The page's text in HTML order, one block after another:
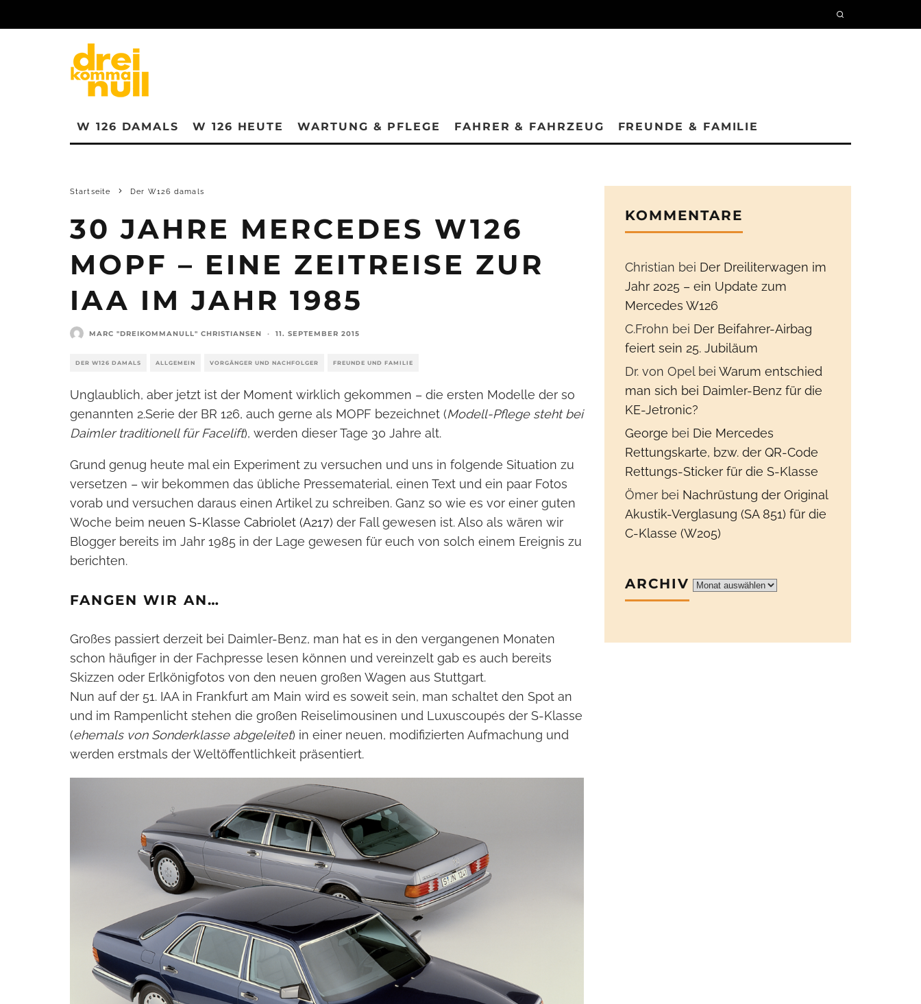
W 126 DAMALS W 126 HEUTE WARTUNG & PFLEGE FAHRER & FAHRZEUG FREUNDE & FAMILIE
Startseite Der W126 damals
30 JAHRE MERCEDES W126
MOPF – EINE ZEITREISE ZUR
IAA IM JAHR 1985
MARC "DREIKOMMANULL" CHRISTIANSEN · 11. SEPTEMBER 2015
DER W126 DAMALS ALLGEMEIN VORGÄNGER UND NACHFOLGER FREUNDE UND FAMILIE
Unglaublich, aber jetzt ist der Moment wirklich gekommen – die ersten Modelle der so
genannten 2.Serie der BR 126, auch gerne als MOPF bezeichnet (Modell-Pflege steht bei
Daimler traditionell für Facelift), werden dieser Tage 30 Jahre alt.
Grund genug heute mal ein Experiment zu versuchen und uns in folgende Situation zu
versetzen – wir bekommen das übliche Pressematerial, einen Text und ein paar Fotos
vorab und versuchen daraus einen Artikel zu schreiben. Ganz so wie es vor einer guten
Woche beim neuen S-Klasse Cabriolet (A217) der Fall gewesen ist. Also als wären wir
Blogger bereits im Jahr 1985 in der Lage gewesen für euch von solch einem Ereignis zu
berichten.
FANGEN WIR AN…
Großes passiert derzeit bei Daimler-Benz, man hat es in den vergangenen Monaten
schon häufiger in der Fachpresse lesen können und vereinzelt gab es auch bereits
Skizzen oder Erlkönigfotos von den neuen großen Wagen aus Stuttgart.
Nun auf der 51. IAA in Frankfurt am Main wird es soweit sein, man schaltet den Spot an
und im Rampenlicht stehen die großen Reiselimousinen und Luxuscoupés der S-Klasse
(ehemals von Sonderklasse abgeleitet) in einer neuen, modifizierten Aufmachung und
werden erstmals der Weltöffentlichkeit präsentiert.
KOMMENTARE
Christian bei Der Dreiliterwagen im
Jahr 2025 – ein Update zum
Mercedes W126
C.Frohn bei Der Beifahrer-Airbag
feiert sein 25. Jubiläum
Dr. von Opelbei Warum entschied
man sich bei Daimler-Benz für die
KE-Jetronic?
George bei Die Mercedes
Rettungskarte, bzw. der QR-Code
Rettungs-Sticker für die S-Klasse
Ömer bei Nachrüstung der Original
Akustik-Verglasung (SA 851) für die
C-Klasse (W205)
ARCHIV Archiv